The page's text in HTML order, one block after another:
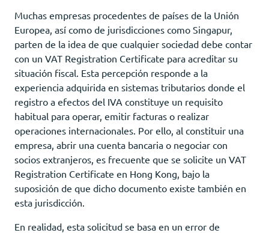
Muchas empresas procedentes de países de la Unión
Europea, así como de jurisdicciones como Singapur,
parten de la idea de que cualquier sociedad debe contar
con un VAT Registration Certificate para acreditar su
situación fiscal. Esta percepción responde a la
experiencia adquirida en sistemas tributarios donde el
registro a efectos del IVA constituye un requisito
habitual para operar, emitir facturas o realizar
operaciones internacionales. Por ello, al constituir una
empresa, abrir una cuenta bancaria o negociar con
socios extranjeros, es frecuente que se solicite un VAT
Registration Certificate en Hong Kong, bajo la
suposición de que dicho documento existe también en
esta jurisdicción.
En realidad, esta solicitud se basa en un error de